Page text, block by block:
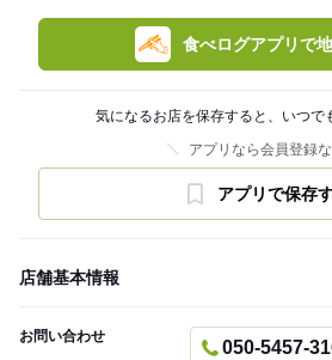
食べログアプリで
気になるお店を保存すると、いつで
アプリなら会員登録
アプリで保存
店舗基本情報
お問い合わせ
050-5457-